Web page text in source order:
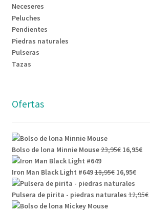
Neceseres
Peluches
Pendientes
Piedras naturales
Pulseras
Tazas
Ofertas
Bolso de lona Minnie Mouse23,95€ 16,95€
Iron Man Black Light #64918,95€ 16,95€
Pulsera de pirita - piedras naturales 12,95€